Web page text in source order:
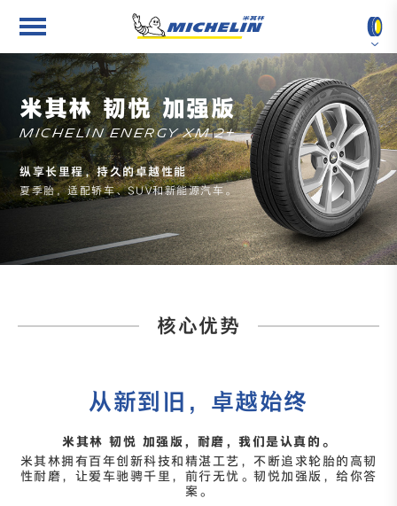
按车型查找
按轮胎尺寸查找
按轮胎花纹查找
关于米其林
新闻中心
最佳雇主
2025 进博会
米其林 韧悦 加强版
MICHELIN ENERGY XM 2+
纵享长里程，持久的卓越性能
夏季胎，适配轿车、SUV和新能源汽车。
核心优势
从新到旧，卓越始终
米其林 韧悦 加强版，耐磨，我们是认真的。
米其林拥有百年创新科技和精湛工艺，不断追求轮胎的高韧
性耐磨，让爱车驰骋千里，前行无忧。韧悦加强版，给你答
案。